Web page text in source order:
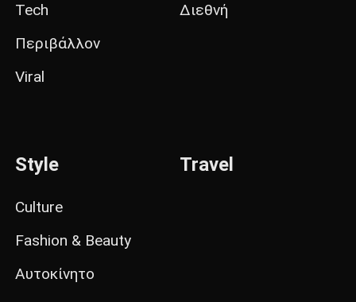
Tech
Περιβάλλον
Viral
Διεθνή
Style
Culture
Fashion & Beauty
Αυτοκίνητο
Travel